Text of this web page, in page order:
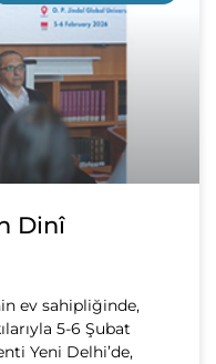
Dinî
ev sahipliğinde,
5-6 Şubat
Yeni Delhi’de,